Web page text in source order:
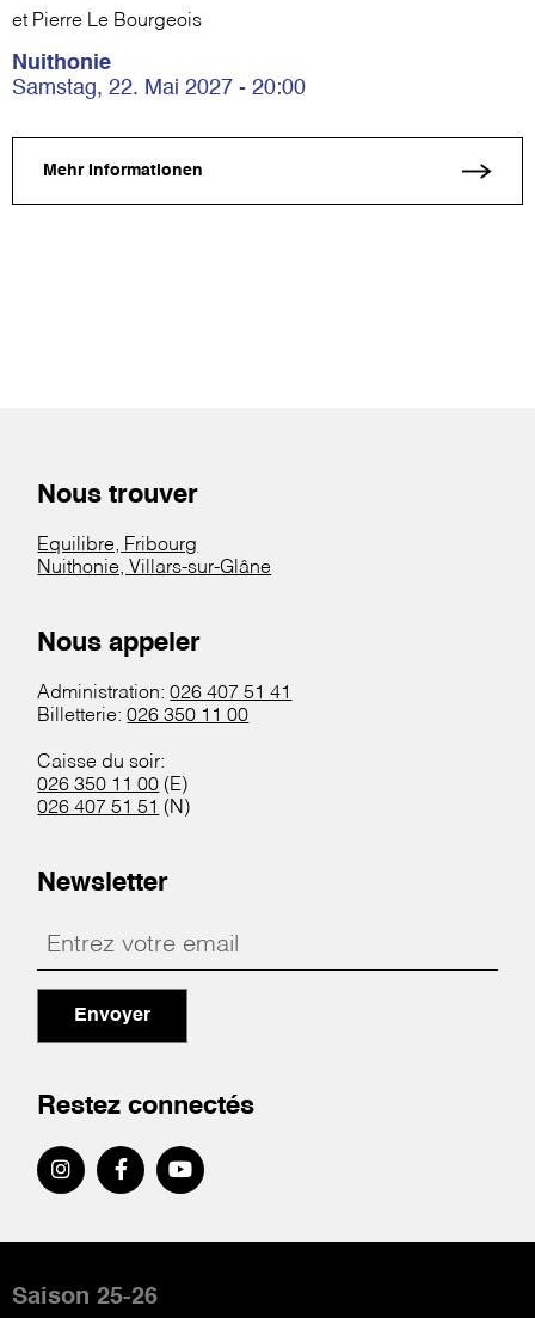
et Pierre Le Bourgeois
Nuithonie
Samstag, 22. Mai 2027 - 20:00
Mehr Informationen
Nous trouver
Equilibre, Fribourg
Nuithonie, Villars-sur-Glâne
Nous appeler
Administration:026 407 51 41
Billetterie:026 350 11 00
Caisse du soir:
026 350 11 00 (E)
026 407 51 51 (N)
Newsletter
Envoyer
Restez connectés
de
Saison 25-26